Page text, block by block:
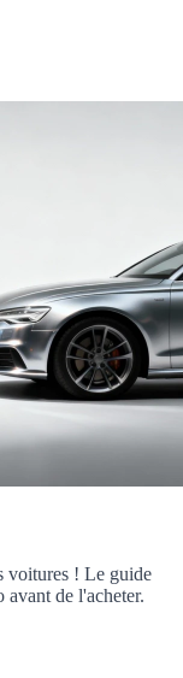
voitures ! Le guide
de l'acheter.